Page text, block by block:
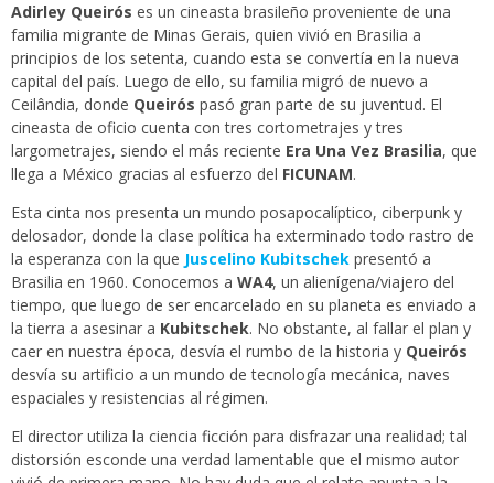
Adirley Queirós es un cineasta brasileño proveniente de una
familia migrante de Minas Gerais, quien vivió en Brasilia a
principios de los setenta, cuando esta se convertía en la nueva
capital del país. Luego de ello, su familia migró de nuevo a
Ceilândia, donde Queirós pasó gran parte de su juventud. El
cineasta de oficio cuenta con tres cortometrajes y tres
largometrajes, siendo el más reciente Era Una Vez Brasilia, que
llega a México gracias al esfuerzo del FICUNAM.
Esta cinta nos presenta un mundo posapocalíptico, ciberpunk y
delosador, donde la clase política ha exterminado todo rastro de
la esperanza con la que Juscelino Kubitschek presentó a
Brasilia en 1960. Conocemos a WA4, un alienígena/viajero del
tiempo, que luego de ser encarcelado en su planeta es enviado a
la tierra a asesinar a Kubitschek. No obstante, al fallar el plan y
caer en nuestra época, desvía el rumbo de la historia y Queirós
desvía su artificio a un mundo de tecnología mecánica, naves
espaciales y resistencias al régimen.
El director utiliza la ciencia ficción para disfrazar una realidad; tal
distorsión esconde una verdad lamentable que el mismo autor